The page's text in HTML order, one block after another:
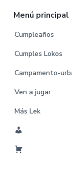
Menú principal
Cumpleaños
Cumples Lokos
Campamento-
Ven a jugar
Más Lek